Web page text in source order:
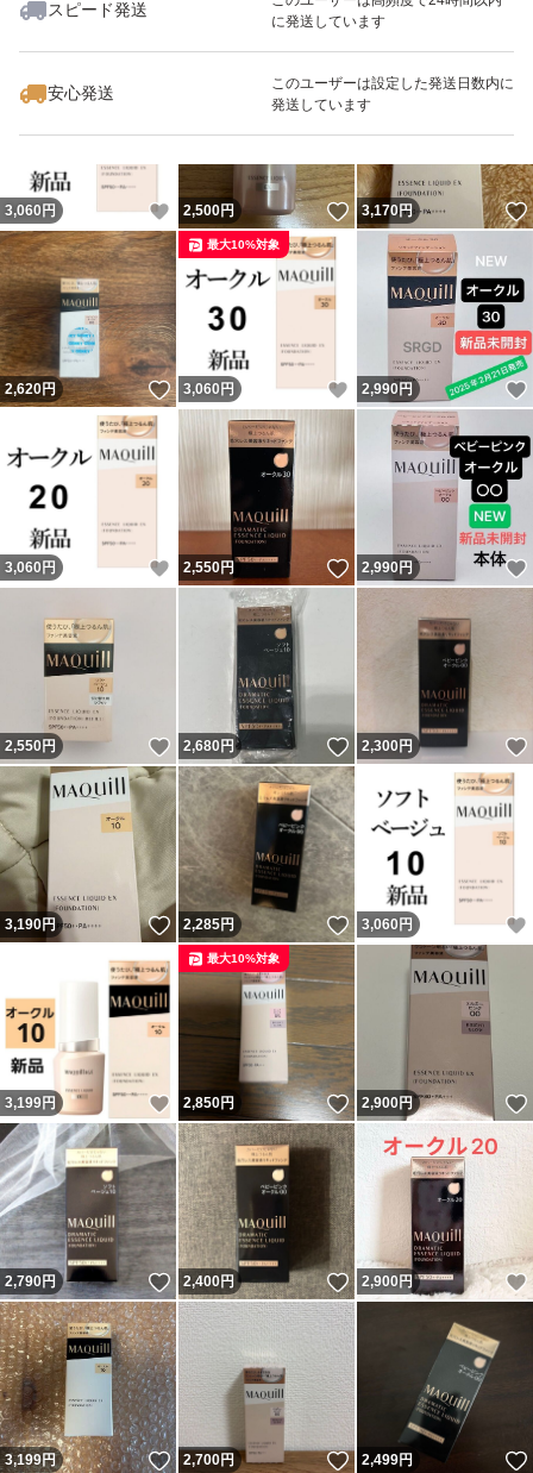
スピード発送
に発送しています
安心発送
このユーザーは設定した発送日数内に
発送しています
いいね！
2,850
3,060 円 いいね！
2,500円 いいね！
3,170円
2,620円 いいね！
3,060 円 いいね！
最大10%対象
2,990円
3,060 円 いいね！
2,550円 いいね！
2,990円
2,550円 いいね！
2,680円 いいね！
2,300円
3,190円 いいね！
2,285円 いいね！
3,060 円
3,199円 いいね！
2,850円 いいね！
最大10%対象
2,900円
2,790円 いいね！
2,400円 いいね！
2,900円
3,199円 いいね！
2,700円 いいね！
2,499円